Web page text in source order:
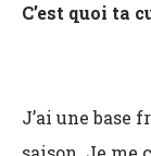
C’est quoi ta
J’ai une base